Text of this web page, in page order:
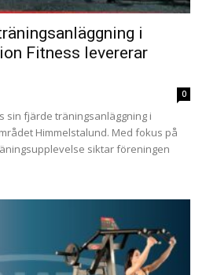
i
Fitness levererar
0
sin fjärde träningsanläggning i
Himmelstalund. Med fokus på
siktar föreningen